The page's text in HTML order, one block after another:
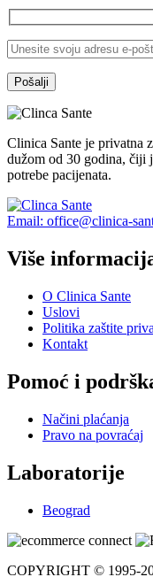
Clinica Sante je privatna
dužom od 30 godina, čiji
potrebe pacijenata.
Email: office@clinica-
Više
O Clinica Sante
Uslovi
Politika zaštite
Kontakt
Pomoć i
Načini plaćanja
Pravo na povraćaj
Laboratorije
Beograd
COPYRIGHT © 1995-